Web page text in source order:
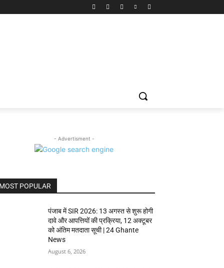
- Advertisment -
MOST POPULAR
पंजाब में SIR 2026: 13 अगस्त से शुरू होगी
दावे और आपत्तियों की प्रक्रिया, 12 अक्टूबर
को अंतिम मतदाता सूची | 24 Ghante
News
August 6, 2026